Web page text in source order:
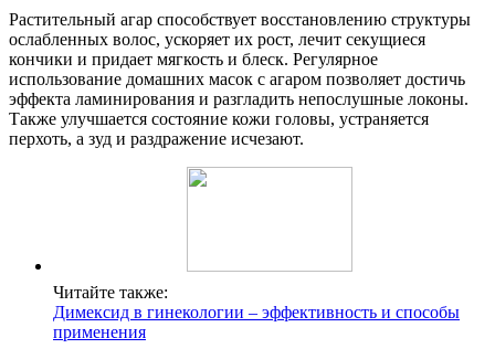
Растительный агар способствует восстановлению структуры
ослабленных волос, ускоряет их рост, лечит секущиеся
кончики и придает мягкость и блеск. Регулярное
использование домашних масок с агаром позволяет достичь
эффекта ламинирования и разгладить непослушные локоны.
Также улучшается состояние кожи головы, устраняется
перхоть, а зуд и раздражение исчезают.
Читайте также:
Димексид в гинекологии – эффективность и способы
применения